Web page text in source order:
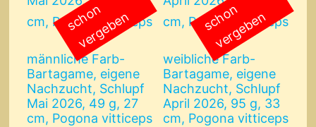
männliche Farb-
Bartagame, eigene
Nachzucht, Schlupf
Mai 2026, 49 g, 27
cm, Pogona vitticeps
s
c
h
o
n
v
e
r
g
e
b
e
n
weibliche Farb-
Bartagame, eigene
Nachzucht, Schlupf
April 2026, 95 g, 33
cm, Pogona vitticeps
s
c
h
o
n
v
e
r
g
e
b
e
n